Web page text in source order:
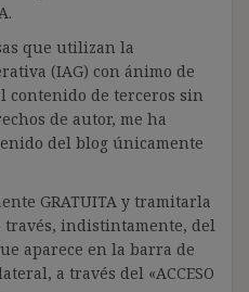
que utilizan la
(IAG) con ánimo de
contenido de terceros sin
de autor, me ha
del blog únicamente
GRATUITA y tramitarla
través, indistintamente, del
aparece en la barra de
a través del «ACCESO